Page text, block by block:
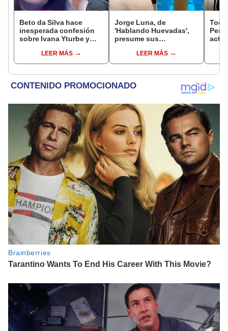
Beto da Silva hace
inesperada confesión
sobre Ivana Yturbe y
renuncia a mucho por
estar conmigo”
LEER MÁS
Jorge Luna, de
'Hablando Huevadas',
presume sus
hotel submarino en
Dubái: "Amanecer
LEER MÁS
Perú